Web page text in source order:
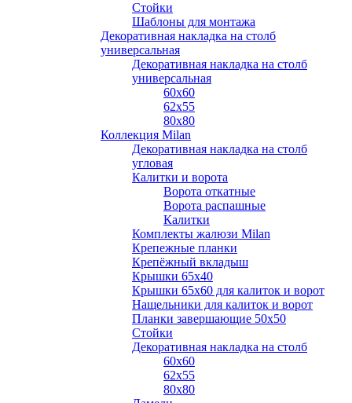
Стойки
Шаблоны для монтажа
Декоративная накладка на столб
универсальная
Декоративная накладка на столб
универсальная
60х60
62х55
80х80
Коллекция Milan
Декоративная накладка на столб
угловая
Калитки и ворота
Ворота откатные
Ворота распашные
Калитки
Комплекты жалюзи Milan
Крепежные планки
Крепёжный вкладыш
Крышки 65х40
Крышки 65х60 для калиток и ворот
Нащельники для калиток и ворот
Планки завершающие 50х50
Стойки
Декоративная накладка на столб
60х60
62х55
80х80